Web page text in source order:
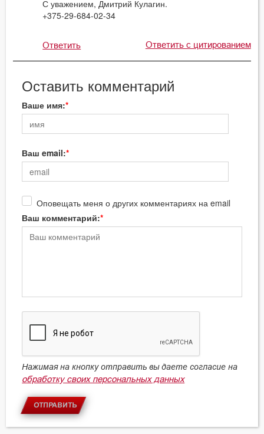
С уважением, Дмитрий Кулагин.
+375-29-684-02-34
Ответить Ответить с цитированием
Оставить комментарий
Ваше имя:
Ваш email:
Оповещать меня о других комментариях на email
Ваш комментарий:
Нажимая на кнопку отправить вы даете согласие на
обработку своих персональных данных
ОТПРАВИТЬ